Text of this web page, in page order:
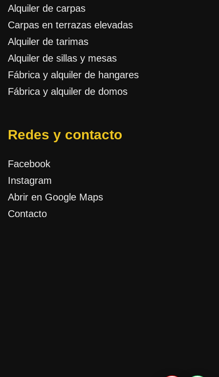
Alquiler de carpas
Carpas en terrazas elevadas
Alquiler de tarimas
Alquiler de sillas y mesas
Fábrica y alquiler de hangares
Fábrica y alquiler de domos
Redes y contacto
Facebook
Instagram
Abrir en Google Maps
Contacto